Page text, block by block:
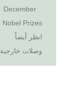
December
Nobel Prizes
انظر أيضاً
وصلات خارجية